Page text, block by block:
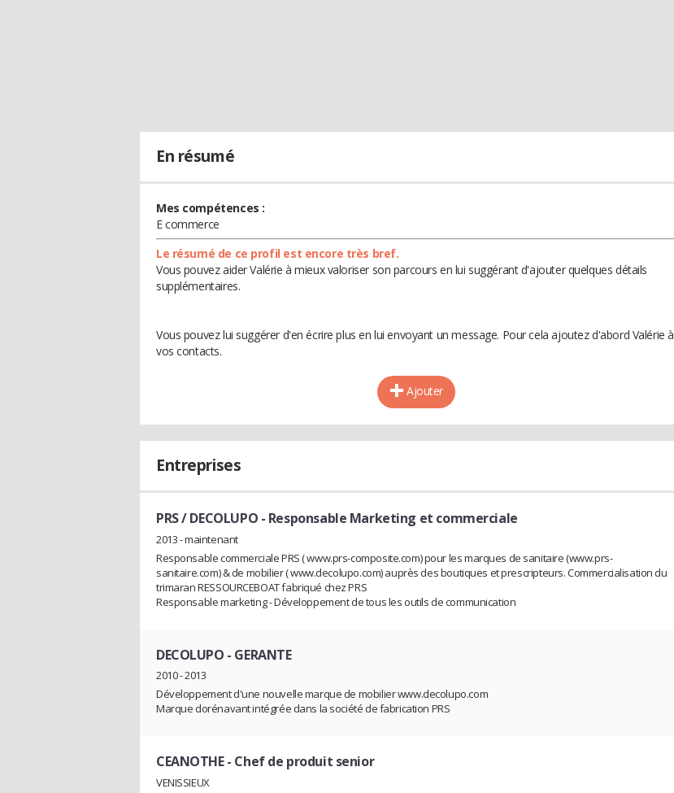
En résumé
Mes compétences :
E commerce
Le résumé de ce profil est encore très bref.
Vous pouvez aider Valérie à mieux valoriser son parcours en lui suggérant d'ajouter quelques détails
supplémentaires.
Vous pouvez lui suggérer d'en écrire plus en lui envoyant un message. Pour cela ajoutez d'abord Valérie à
vos contacts.
Ajouter
Entreprises
PRS / DECOLUPO - Responsable Marketing et commerciale
2013 - maintenant
Responsable commerciale PRS ( www.prs-composite.com) pour les marques de sanitaire (www.prs-
sanitaire.com) & de mobilier ( www.decolupo.com) auprès des boutiques et prescripteurs. Commercialisation du
trimaran RESSOURCEBOAT fabriqué chez PRS
Responsable marketing - Développement de tous les outils de communication
DECOLUPO - GERANTE
2010 - 2013
Développement d'une nouvelle marque de mobilier www.decolupo.com
Marque dorénavant intégrée dans la société de fabrication PRS
CEANOTHE- Chef de produit senior
VENISSIEUX